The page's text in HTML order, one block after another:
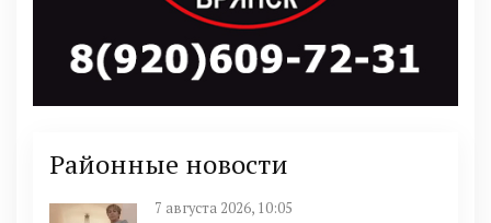
Районные новости
7 августа 2026, 10:05